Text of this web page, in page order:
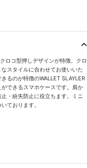
ロコ型押しデザインが特徴。クロ
スタイルに合わせてお使いいた
るのが特徴のWALLET SLAYLER
できるスマホケースです。肩か
・紛失防止に役立ちます。ミニ
ております。